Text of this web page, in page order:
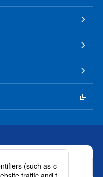
せ